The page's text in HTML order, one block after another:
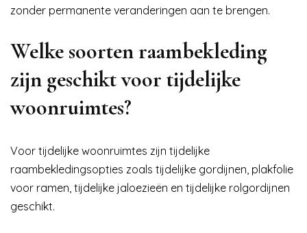
zonder permanente veranderingen aan te brengen.
Welke soorten raambekleding
zijn geschikt voor tijdelijke
woonruimtes?
Voor tijdelijke woonruimtes zijn tijdelijke
raambekledingsopties zoals tijdelijke gordijnen, plakfolie
voor ramen, tijdelijke jaloezieën en tijdelijke rolgordijnen
geschikt.